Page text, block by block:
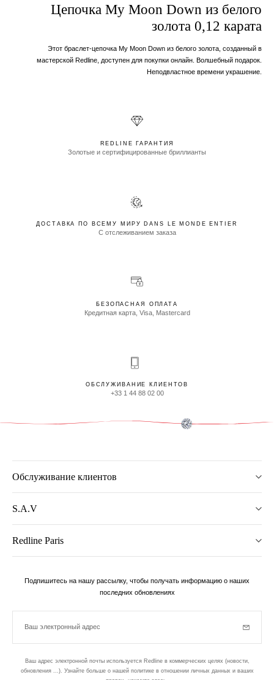
Цепочка My Moon Down из белого
золота 0,12 карата
Этот браслет-цепочка My Moon Down из белого золота, созданный в
мастерской Redline, доступен для покупки онлайн. Волшебный подарок.
Неподвластное времени украшение.
REDLINE ГАРАНТИЯ
Золотые и сертифицированные бриллианты
ДОСТАВКА ПО ВСЕМУ МИРУ DANS LE MONDE ENTIER
С отслеживанием заказа
БЕЗОПАСНАЯ ОПЛАТА
Кредитная карта, Visa, Mastercard
ОБСЛУЖИВАНИЕ КЛИЕНТОВ
+33 1 44 88 02 00
Обслуживание клиентов
S.A.V
Redline Paris
Подпишитесь на нашу рассылку, чтобы получать информацию о наших
последних обновлениях
Ваш электронный адрес
Ваш адрес электронной почты используется Redline в коммерческих целях (новости,
обновления ...). Узнайте больше о нашей политике в отношении личных данных и ваших